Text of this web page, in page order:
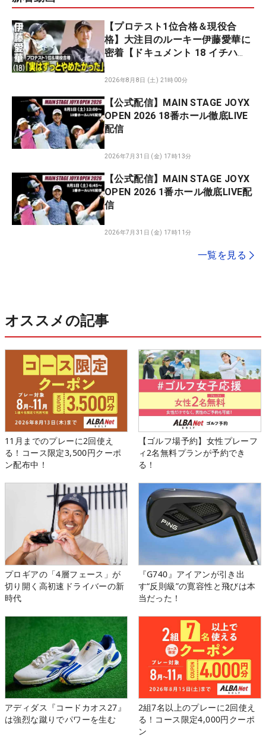
【プロテスト1位合格＆現役合
格】大注目のルーキー伊藤愛華に
密着【ドキュメント 18 イチハ
2026年8月8日 (土) 21時00分
【公式配信】MAIN STAGE JOYX
OPEN 2026 18番ホール徹底LIVE
配信
2026年7月31日 (金) 17時13分
【公式配信】MAIN STAGE JOYX
OPEN 2026 1番ホール徹底LIVE配
信
2026年7月31日 (金) 17時11分
一覧を見る
オススメの記事
11月までのプレーに2回使え
る！コース限定3,500円クーポ
ン配布中！
【ゴルフ場予約】女性プレーフ
ィ2名無料プランが予約でき
る！
プロギアの「4層フェース」が
切り開く高初速ドライバーの新
時代
『G740』アイアンが引き出
す“反則級”の寛容性と飛びは本
当だった！
アディダス『コードカオス27』
は強烈な蹴りでパワーを生む
2組7名以上のプレーに2回使え
る！コース限定4,000円クーポ
ン